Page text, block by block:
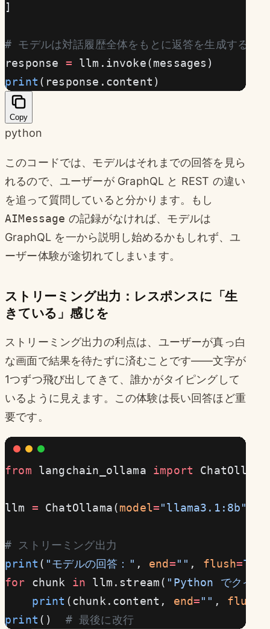
]
# モデルは対話履歴全体をもとに返答を生成する
response = llm.invoke(messages)
print (response.content)
Copy
python
このコードでは、モデルはそれまでの回答を見ら
れるので、ユーザーが GraphQL と REST の違い
を追って質問していると分かります。もし
AIMessage の記録がなければ、モデルは
GraphQL を一から説明し始めるかもしれず、ユ
ーザー体験が途切れてしまいます。
ストリーミング出力：レスポンスに「生
きている」感じを
ストリーミング出力の利点は、ユーザーが真っ白
な画面で結果を待たずに済むことです——文字が
1つずつ飛び出してきて、誰かがタイピングして
いるように見えます。この体験は長い回答ほど重
要です。
from langchain_ollama import ChatOllama
llm = ChatOllama(model="llama3.1:8b"
# ストリーミング出力
print ( "モデルの回答：" , end="" , flush=True
for chunk in llm.stream( "Python でクイッ
    print
(chunk.content, end="" , flush
print () # 最後に改行